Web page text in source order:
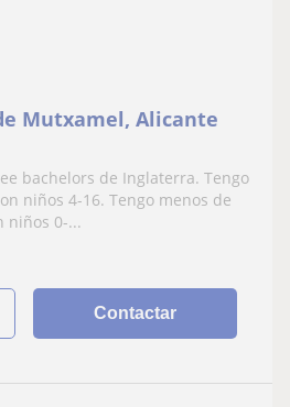
Mutxamel, Alicante
bachelors de Inglaterra. Tengo
niños 4-16. Tengo menos de
niños 0-...
Contactar